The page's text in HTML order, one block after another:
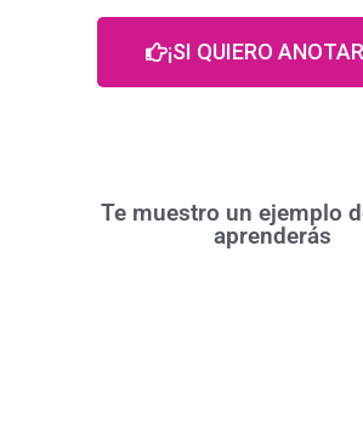
¡SI QUIERO
Te muestro un ejemplo
aprenderás